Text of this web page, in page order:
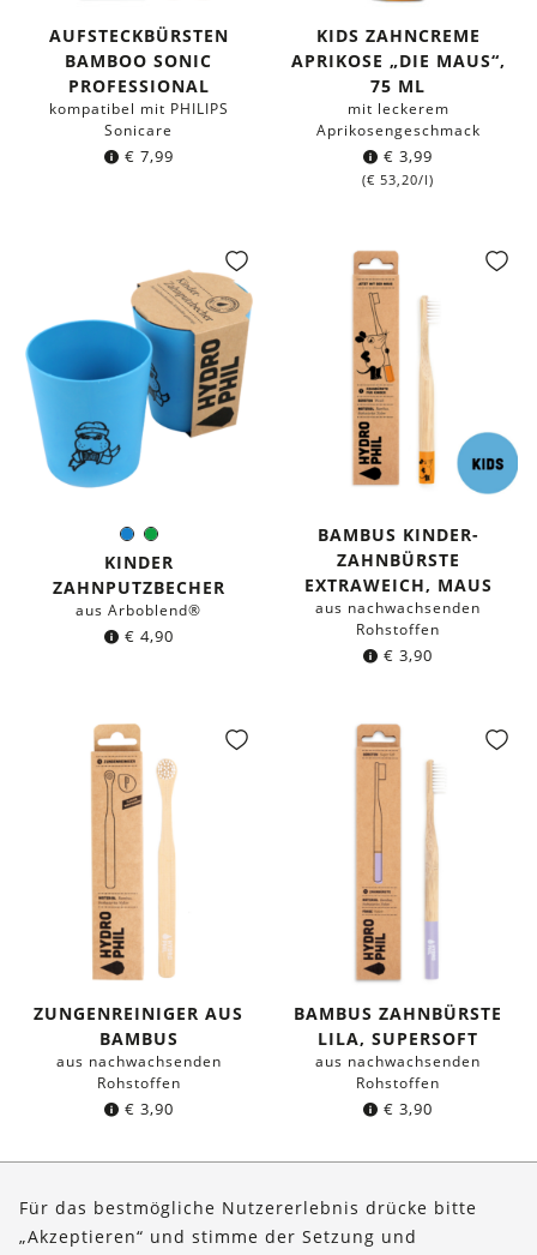
AUFSTECKBÜRSTEN
BAMBOO SONIC
PROFESSIONAL
kompatibel mit PHILIPS
Sonicare
€ 7,99
KIDS ZAHNCREME
APRIKOSE „DIE MAUS“,
75 ML
mit leckerem
Aprikosengeschmack
€ 3,99
(€ 53,20/l)
BlauGrün
Farbe:
KINDER
ZAHNPUTZBECHER
aus Arboblend®
€ 4,90
BAMBUS KINDER-
ZAHNBÜRSTE
EXTRAWEICH, MAUS
aus nachwachsenden
Rohstoffen
€ 3,90
ZUNGENREINIGER AUS
BAMBUS
aus nachwachsenden
Rohstoffen
€ 3,90
BAMBUS ZAHNBÜRSTE
LILA, SUPERSOFT
aus nachwachsenden
Rohstoffen
€ 3,90
Für das bestmögliche Nutzererlebnis drücke bitte
„Akzeptieren“ und stimme der Setzung und